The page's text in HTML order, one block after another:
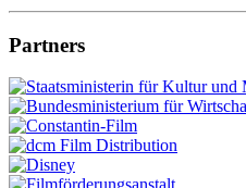
Partners